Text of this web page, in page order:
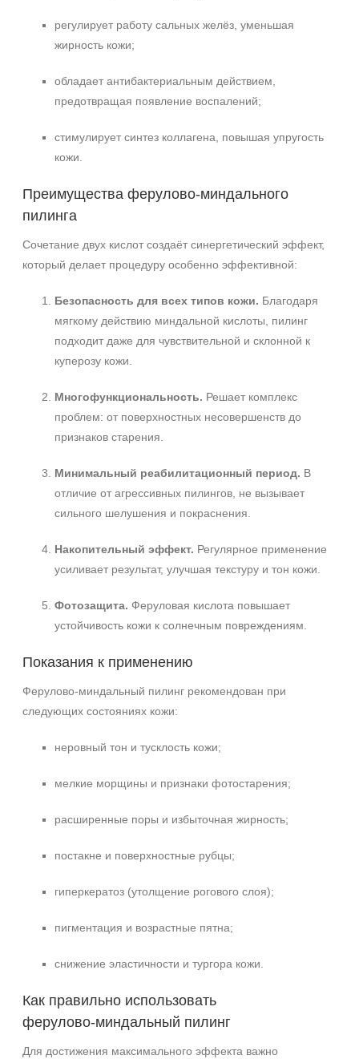
регулирует работу сальных желёз, уменьшая
жирность кожи;
обладает антибактериальным действием,
предотвращая появление воспалений;
стимулирует синтез коллагена, повышая упругость
кожи.
Преимущества ферулово‑миндального
пилинга
Сочетание двух кислот создаёт синергетический эффект,
который делает процедуру особенно эффективной:
Безопасность для всех типов кожи. Благодаря
мягкому действию миндальной кислоты, пилинг
подходит даже для чувствительной и склонной к
куперозу кожи.
Многофункциональность. Решает комплекс
проблем: от поверхностных несовершенств до
признаков старения.
Минимальный реабилитационный период. В
отличие от агрессивных пилингов, не вызывает
сильного шелушения и покраснения.
Накопительный эффект. Регулярное применение
усиливает результат, улучшая текстуру и тон кожи.
Фотозащита. Феруловая кислота повышает
устойчивость кожи к солнечным повреждениям.
Показания к применению
Ферулово‑миндальный пилинг рекомендован при
следующих состояниях кожи:
неровный тон и тусклость кожи;
мелкие морщины и признаки фотостарения;
расширенные поры и избыточная жирность;
постакне и поверхностные рубцы;
гиперкератоз (утолщение рогового слоя);
пигментация и возрастные пятна;
снижение эластичности и тургора кожи.
Как правильно использовать
ферулово‑миндальный пилинг
Для достижения максимального эффекта важно